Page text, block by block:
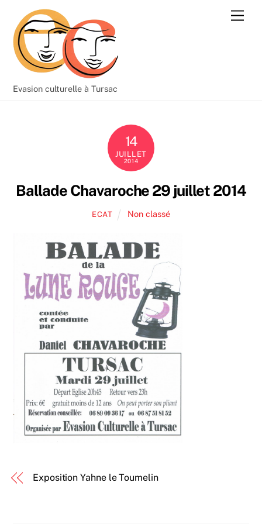
content
Evasion culturelle à Tursac
14
JUILLET
2014
Ballade Chavaroche 29 juillet 2014
ECAT Non classé
Exposition Yahne le Toumelin